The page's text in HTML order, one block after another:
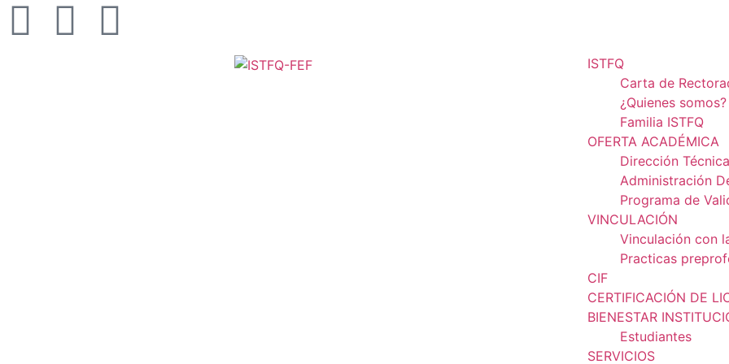
ISTFQ
Carta de
¿Quienes somos?
Familia ISTFQ
OFERTA ACADÉMICA
Dirección Técnica
Administración
Programa de
VINCULACIÓN
Vinculación con
Practicas
CIF
CERTIFICACIÓN DE
BIENESTAR
Estudiantes
SERVICIOS